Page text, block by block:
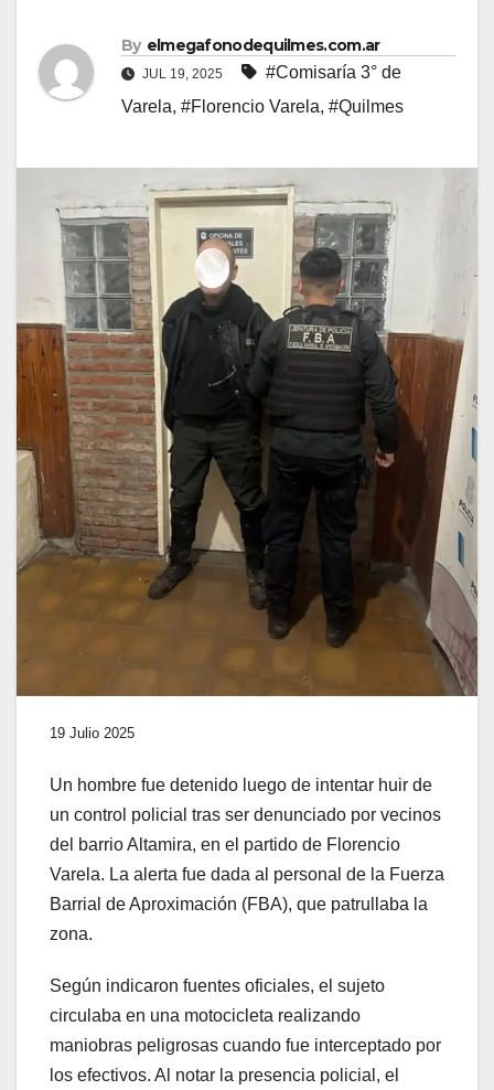
By elmegafonodequilmes.com.ar
JUL 19, 2025
#Comisaría 3° de
Varela, #Florencio Varela, #Quilmes
19 Julio 2025
Un hombre fue detenido luego de intentar huir de
un control policial tras ser denunciado por vecinos
del barrio Altamira, en el partido de Florencio
Varela. La alerta fue dada al personal de la Fuerza
Barrial de Aproximación (FBA), que patrullaba la
zona.
Según indicaron fuentes oficiales, el sujeto
circulaba en una motocicleta realizando
maniobras peligrosas cuando fue interceptado por
los efectivos. Al notar la presencia policial, el